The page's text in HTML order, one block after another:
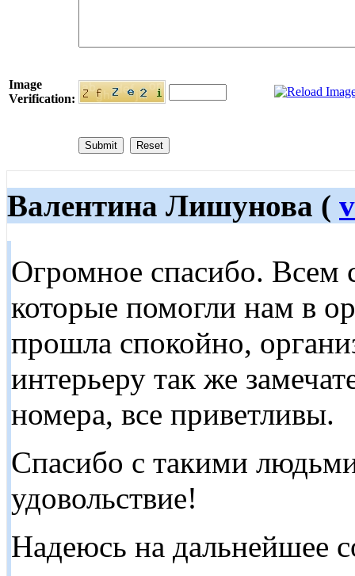
Image
Verification:
Валентина Лишунова (
Огромное спасибо. Всем
которые помогли нам в
прошла спокойно,
интерьеру так же
номера, все приветливы.
Спасибо с такими
удовольствие!
Надеюсь на дальнейшее